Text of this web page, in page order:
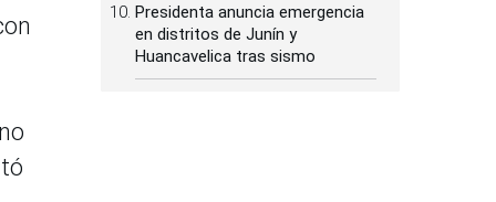
no
Presidenta anuncia emergencia
en distritos de Junín y
Huancavelica tras sismo